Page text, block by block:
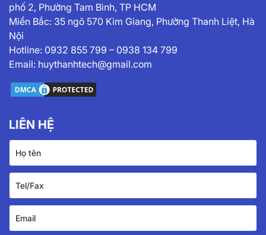
phố 2, Phường Tam Bình, TP HCM
Miền Bắc: 35 ngõ 570 Kim Giang, Phường Thanh Liệt, Hà
Nội
Hotline: 0932 855 799 – 0938 134 799
Email: huythanhtech@gmail.com
LIÊN HỆ